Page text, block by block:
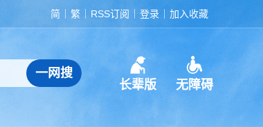
简 繁 RSS订阅 登录 加入收藏
长辈版 无障碍